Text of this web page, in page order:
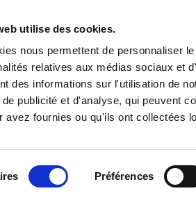
utilise des cookies.
nous permettent de personnaliser
relatives aux médias sociaux et
des informations sur l'utilisation de
publicité et d'analyse, qui peuvent
avez fournies ou qu'ils ont collectées
Préférences
SELLER
PUBLIER UN LIVRE
/ Hum(eu)ristique vol 2
LES LIVRES SONT IMPRIMÉS À
Jean-François